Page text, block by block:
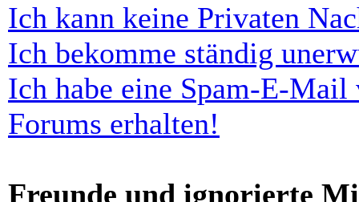
Ich kann keine Privaten
Ich bekomme ständig
Ich habe eine Spam-E-
Forums erhalten!
Freunde und ignorierte